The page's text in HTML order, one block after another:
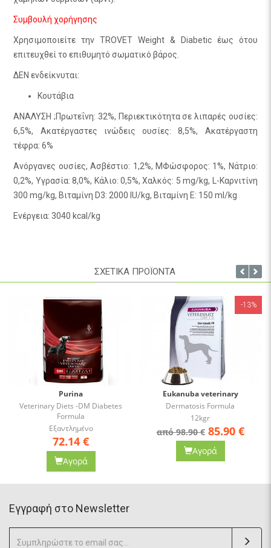
Συμβουλή χορήγησης
Χρησιμοποιείτε την TROVET Weight & Diabetic έως ότου
επιτευχθεί το επιθυμητό σωματικό βάρος.
ΔΕΝ ενδείκνυται:
Κουτάβια
ΑΝΑΛΥΣΗ ;Πρωτεΐνη: 32%, Περιεκτικότητα σε λιπαρές ουσίες:
6,5%, Ακατέργαστες ινώδεις ουσίες: 8,5%, Ακατέργαστη
τέφρα: 6%
Ανόργανες ουσίες, Ασβέστιο: 1,2%, ΜΦώσφορος: 1%, Νάτριο:
0,2%, Υγρασία: 8,0%, Κάλιο: 0,5%, Χαλκός: 5 mg/kg, L-Καρνιτίνη
300 mg/kg, Βιταμίνη D3: 2000 IU/kg, Βιταμίνη E: 150 ml/kg
Ενέργεια: 3040 kcal/kg
ΣΧΕΤΙΚΑ ΠΡΟΪΟΝΤΑ
Purina
Veterinary Diets -DM Diabetes
Formula
Εξαντλημένο
72.14 €
Αγορά
Eukanuba veterinary
Dermatosis Formula
12kgr
από 98.90 € 85.90 €
Αγορά
-13%
Eγγραφή στο Newsletter